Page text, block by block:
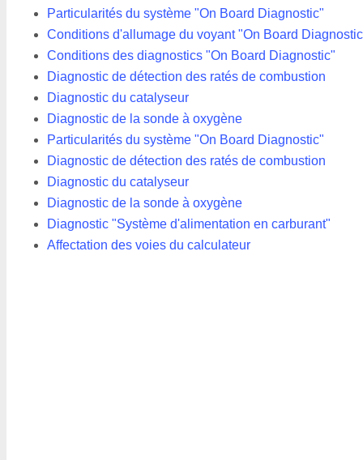
Particularités du système "On Board Diagnostic"
Conditions d'allumage du voyant "On Board
Conditions des diagnostics "On Board Diagnostic"
Diagnostic de détection des ratés de combustion
Diagnostic du catalyseur
Diagnostic de la sonde à oxygène
Particularités du système "On Board Diagnostic"
Diagnostic de détection des ratés de combustion
Diagnostic du catalyseur
Diagnostic de la sonde à oxygène
Diagnostic "Système d'alimentation en carburant"
Affectation des voies du calculateur